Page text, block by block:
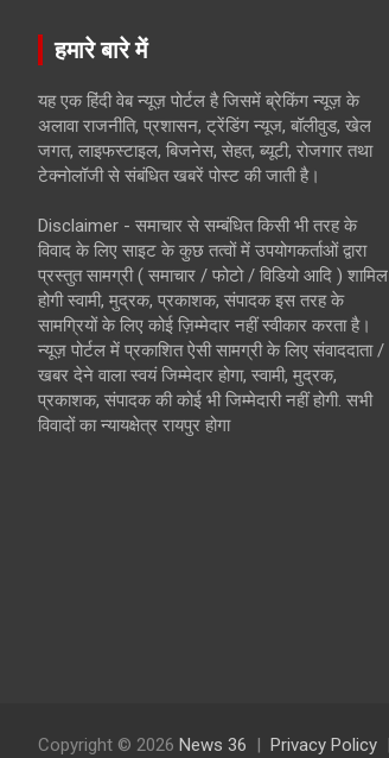
हमारे बारे में
यह एक हिंदी वेब न्यूज़ पोर्टल है जिसमें ब्रेकिंग न्यूज़ के
अलावा राजनीति, प्रशासन, ट्रेंडिंग न्यूज, बॉलीवुड, खेल
जगत, लाइफस्टाइल, बिजनेस, सेहत, ब्यूटी, रोजगार तथा
टेक्नोलॉजी से संबंधित खबरें पोस्ट की जाती है।
Disclaimer - समाचार से सम्बंधित किसी भी तरह के
विवाद के लिए साइट के कुछ तत्वों में उपयोगकर्ताओं द्वारा
प्रस्तुत सामग्री ( समाचार / फोटो / विडियो आदि ) शामिल
होगी स्वामी, मुद्रक, प्रकाशक, संपादक इस तरह के
सामग्रियों के लिए कोई ज़िम्मेदार नहीं स्वीकार करता है।
न्यूज़ पोर्टल में प्रकाशित ऐसी सामग्री के लिए संवाददाता /
खबर देने वाला स्वयं जिम्मेदार होगा, स्वामी, मुद्रक,
प्रकाशक, संपादक की कोई भी जिम्मेदारी नहीं होगी. सभी
विवादों का न्यायक्षेत्र रायपुर होगा
Copyright © 2026 News 36 Privacy Policy